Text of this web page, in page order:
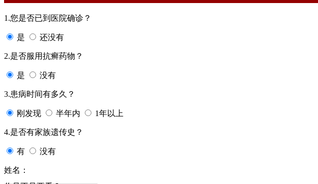
1.您是否已到医院确诊？
是 还没有
2.是否服用抗癣药物？
是 没有
3.患病时间有多久？
刚发现 半年内 1年以上
4.是否有家族遗传史？
有 没有
姓名：